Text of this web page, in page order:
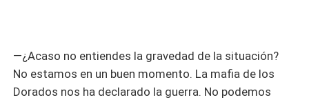
—¿Acaso no entiendes la gravedad de la situación?
No estamos en un buen momento. La mafia de los
Dorados nos ha declarado la guerra. No podemos